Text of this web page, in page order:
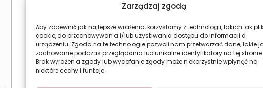
Zarządzaj zgodą
Aby zapewnić jak najlepsze wrażenia, korzystamy z technologii, takich jak
cookie, do przechowywania i/lub uzyskiwania dostępu do informacji o
urządzeniu. Zgoda na te technologie pozwoli nam przetwarzać dane, takie
zachowanie podczas przeglądania lub unikalne identyfikatory na tej stronie.
Brak wyrażenia zgody lub wycofanie zgody może niekorzystnie wpłynąć na
niektóre cechy i funkcje.